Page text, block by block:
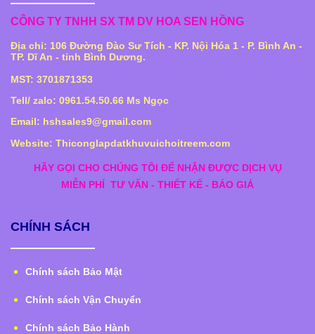
CÔNG TY TNHH SX TM DV HOA SEN HỒNG
Địa chỉ: 106 Đường Đào Sư Tích - KP. Nội Hóa 1 - P. Bình An -
TP. Dĩ An - tỉnh Bình Dương.
MST: 3701871353
Tell/ zalo: 0961.54.50.66 Ms Ngọc
Email: hshsales9@gmail.com
Website: Thiconglapdatkhuvuichoitreem.com
HÃY GỌI CHO CHÚNG TÔI ĐỂ NHẬN ĐƯỢC DỊCH VỤ
MIỄN PHÍ TƯ VẤN - THIẾT KẾ - BÁO GIÁ
CHÍNH SÁCH
Chính sách Bảo Mật
Chính sách Vận Chuyển
Chính sách Bảo Hành